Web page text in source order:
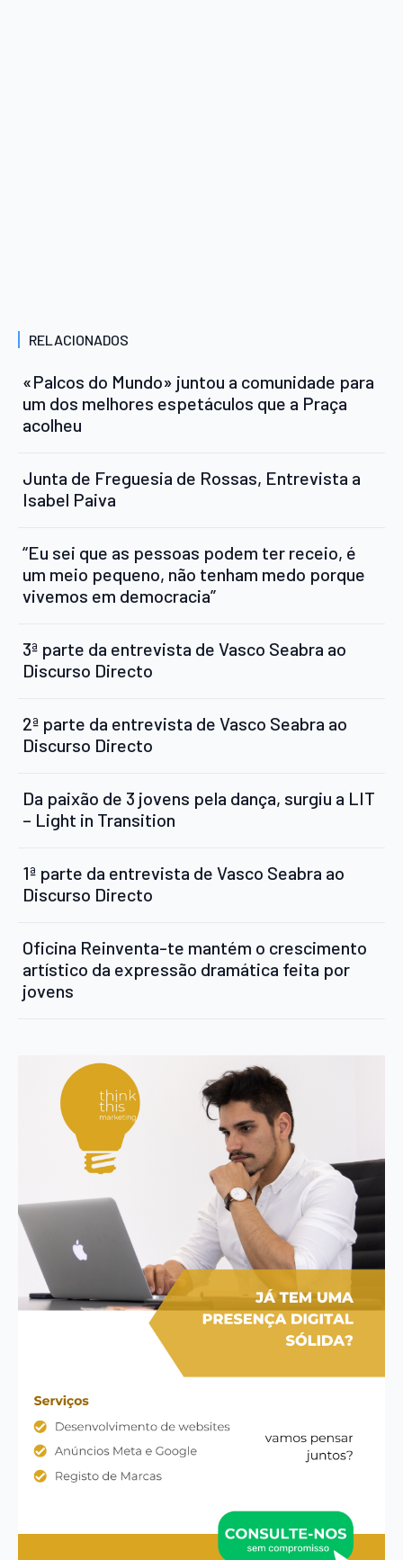
RELACIONADOS
«Palcos do Mundo» juntou a comunidade para
um dos melhores espetáculos que a Praça
acolheu
Junta de Freguesia de Rossas, Entrevista a
Isabel Paiva
“Eu sei que as pessoas podem ter receio, é
um meio pequeno, não tenham medo porque
vivemos em democracia”
3ª parte da entrevista de Vasco Seabra ao
Discurso Directo
2ª parte da entrevista de Vasco Seabra ao
Discurso Directo
Da paixão de 3 jovens pela dança, surgiu a LIT
– Light in Transition
1ª parte da entrevista de Vasco Seabra ao
Discurso Directo
Oficina Reinventa-te mantém o crescimento
artístico da expressão dramática feita por
jovens